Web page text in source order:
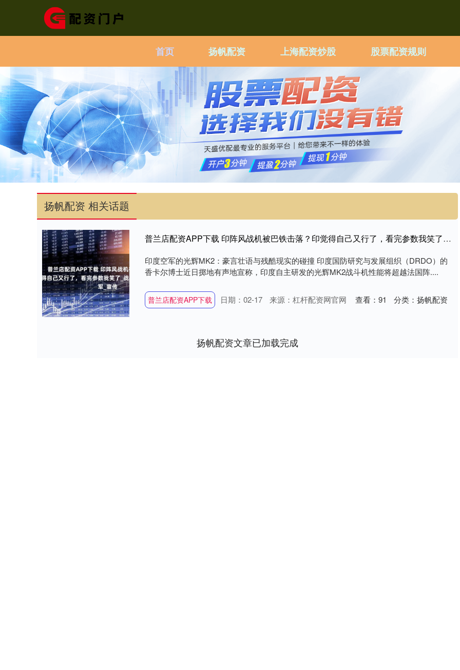
首页 扬帆配资 上海配资炒股 股票配资规则
扬帆配资 相关话题
普兰店配资APP下载 印阵风战机被巴铁击落？印觉得自己又行了，看完参数我笑了_战斗机_印度空军_宣传
印度空军的光辉MK2：豪言壮语与残酷现实的碰撞 印度国防研究与发展组织（DRDO）的
香卡尔博士近日掷地有声地宣称，印度自主研发的光辉MK2战斗机性能将超越法国阵....
普兰店配资APP下载 日期：02-17 来源：杠杆配资网官网 查看： 91 分类： 扬帆配资
扬帆配资文章已加载完成